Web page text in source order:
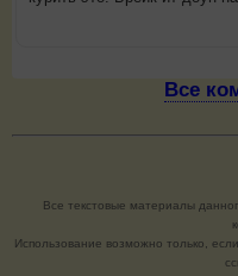
Все
Все текстовые материалы
Использование возможно только,